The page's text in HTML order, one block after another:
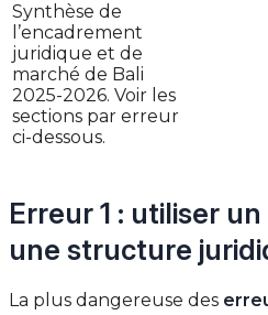
Synthèse de
l’encadrement
juridique et de
marché de Bali
2025-2026. Voir les
sections par erreur
ci-dessous.
Erreur 1 : utiliser
une structure
La plus dangereuse des